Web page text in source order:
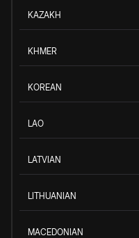
KAZAKH
KHMER
KOREAN
LAO
LATVIAN
LITHUANIAN
MACEDONIAN